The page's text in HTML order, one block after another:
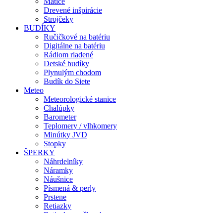
Drevené inšpirácie
Strojčeky
BUDÍKY
Ručičkové na batériu
Digitálne na batériu
Rádiom riadené
Detské budíky
Plynulým chodom
Budík do Siete
Meteo
Meteorologické stanice
Chalúpky
Barometer
Teplomery / vlhkomery
Minútky JVD
Stopky
ŠPERKY
Náhrdelníky
Náramky
Náušnice
Písmená & perly
Prstene
Retiazky